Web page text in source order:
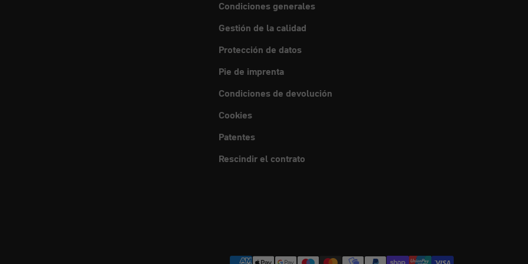
Condiciones generales
Gestión de la calidad
Protección de datos
Pie de imprenta
Condiciones de devolución
Cookies
Patentes
Rescindir el contrato